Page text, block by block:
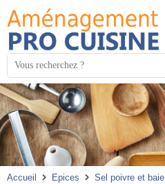
Mots
clés
:
Accueil Epices Sel poivre et baie
Panneau de gestion des cookies